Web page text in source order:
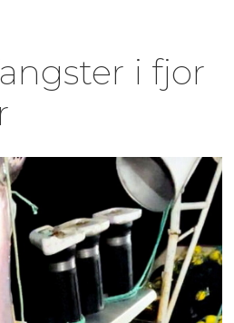
i fjor